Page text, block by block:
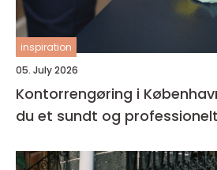
inspiration
05. July 2026
Kontorrengøring i
du et sundt og